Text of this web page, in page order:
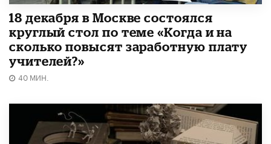
18 декабря в Москве состоялся
круглый стол по теме «Когда и на
сколько повысят заработную плату
учителей?»
40 МИН.